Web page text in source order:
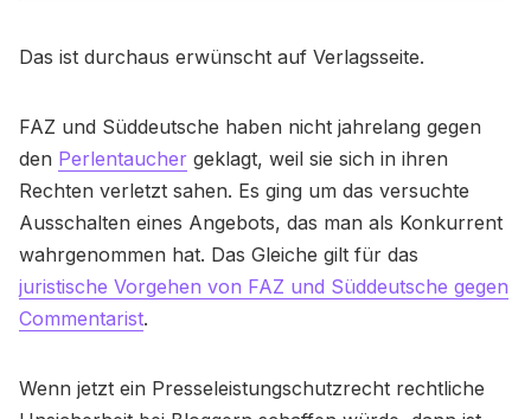
Das ist durchaus erwünscht auf Verlagsseite.
FAZ und Süddeutsche haben nicht jahrelang gegen
den Perlentaucher geklagt, weil sie sich in ihren
Rechten verletzt sahen. Es ging um das versuchte
Ausschalten eines Angebots, das man als Konkurrent
wahrgenommen hat. Das Gleiche gilt für das
juristische Vorgehen von FAZ und Süddeutsche gegen
Commentarist.
Wenn jetzt ein Presseleistungschutzrecht rechtliche